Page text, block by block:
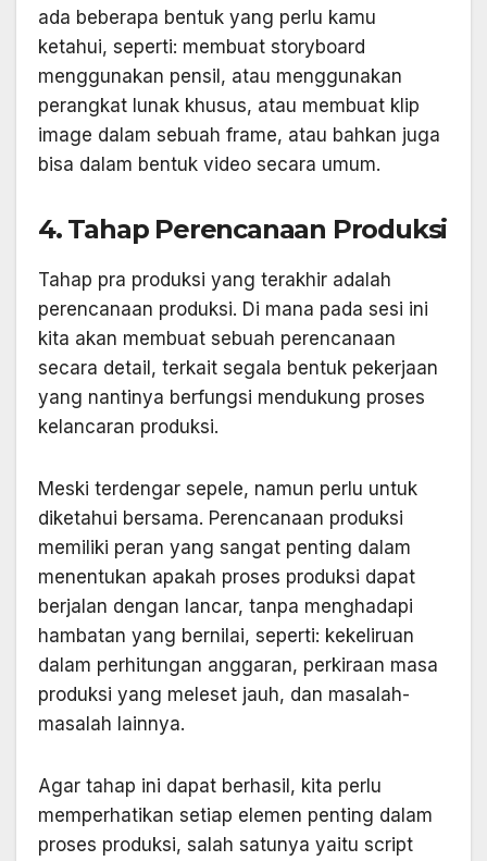
ada beberapa bentuk yang perlu kamu
ketahui, seperti: membuat storyboard
menggunakan pensil, atau menggunakan
perangkat lunak khusus, atau membuat klip
image dalam sebuah frame, atau bahkan juga
bisa dalam bentuk video secara umum.
4. Tahap Perencanaan Produksi
Tahap pra produksi yang terakhir adalah
perencanaan produksi. Di mana pada sesi ini
kita akan membuat sebuah perencanaan
secara detail, terkait segala bentuk pekerjaan
yang nantinya berfungsi mendukung proses
kelancaran produksi.
Meski terdengar sepele, namun perlu untuk
diketahui bersama. Perencanaan produksi
memiliki peran yang sangat penting dalam
menentukan apakah proses produksi dapat
berjalan dengan lancar, tanpa menghadapi
hambatan yang bernilai, seperti: kekeliruan
dalam perhitungan anggaran, perkiraan masa
produksi yang meleset jauh, dan masalah-
masalah lainnya.
Agar tahap ini dapat berhasil, kita perlu
memperhatikan setiap elemen penting dalam
proses produksi, salah satunya yaitu script